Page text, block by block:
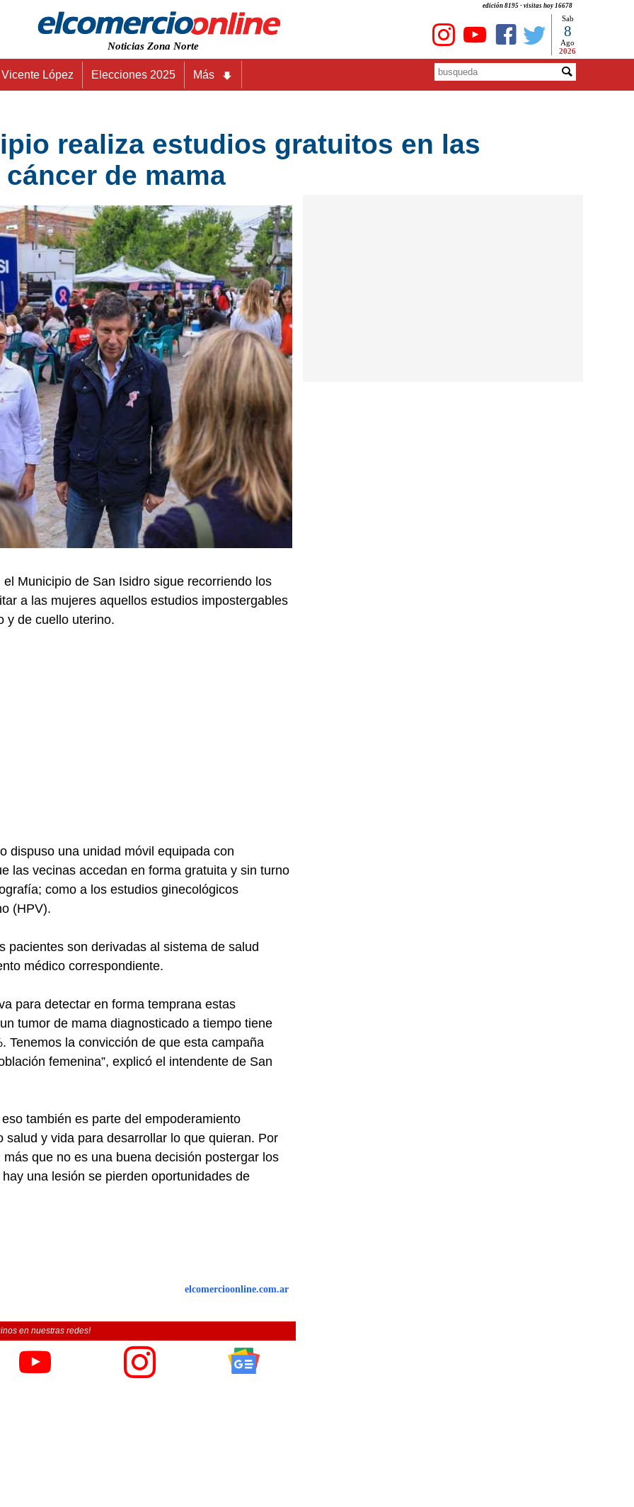
edición 8195 - visitas hoy 16678
Noticias Zona Norte
Sab
8
Ago
2026
Vicente López Elecciones 2025 Más
realiza estudios gratuitos en las
de mama
Municipio de San Isidro sigue recorriendo los
a las mujeres aquellos estudios impostergables
y de cuello uterino.
dispuso una unidad móvil equipada con
las vecinas accedan en forma gratuita y sin turno
como a los estudios ginecológicos
(HPV).
pacientes son derivadas al sistema de salud
médico correspondiente.
para detectar en forma temprana estas
tumor de mama diagnosticado a tiempo tiene
Tenemos la convicción de que esta campaña
femenina”, explicó el intendente de San
también es parte del empoderamiento
y vida para desarrollar lo que quieran. Por
que no es una buena decisión postergar los
una lesión se pierden oportunidades de
elcomercioonline.com.ar
en nuestras redes!